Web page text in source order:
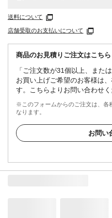
送料について
店舗受取のお支払いについて
商品のお見積りご注文はこちら
「ご注文数が31個以上、また
お買い上げご希望のお客様は
す。こちらよりお問い合わせく
※このフォームからのご注文は、各
なります。
お問い